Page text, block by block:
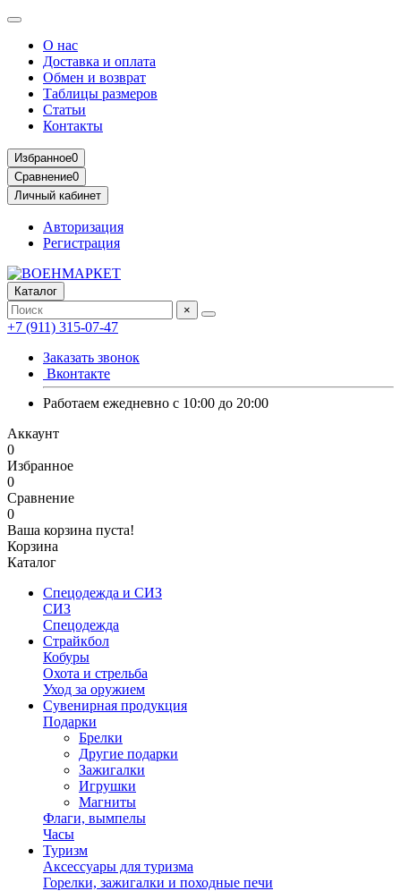
О нас
Доставка и оплата
Обмен и возврат
Таблицы размеров
Статьи
Контакты
Избранное0
Сравнение0
Личный кабинет
Авторизация
Регистрация
Каталог
×
+7 (911) 315-07-47
Заказать звонок
Вконтакте
Работаем ежедневно с 10:00 до 20:00
Аккаунт
0
Избранное
0
Сравнение
0
Ваша корзина пуста!
Корзина
Каталог
Спецодежда и СИЗ
СИЗ
Спецодежда
Страйкбол
Кобуры
Охота и стрельба
Уход за оружием
Сувенирная продукция
Подарки
Брелки
Другие подарки
Зажигалки
Игрушки
Магниты
Флаги, вымпелы
Часы
Туризм
Аксессуары для туризма
Горелки, зажигалки и походные печи